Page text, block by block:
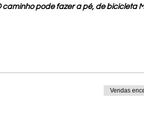
pode fazer a pé, de bicicleta
Vendas